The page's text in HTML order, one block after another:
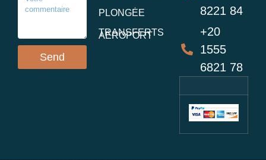
Send
PLONGĖE
TRANSFERTS
AĖROPORT
8221 84
+20
1555
6821 78